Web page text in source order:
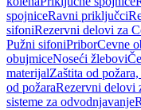
spojniceRavni priključci
sifoniRezervni delovi za
Pužni sifoniPriborCevne
obujmiceNoseći žlebovi
materijalZaštita od
od požaraRezervni delovi
sisteme za odvodnjavanje